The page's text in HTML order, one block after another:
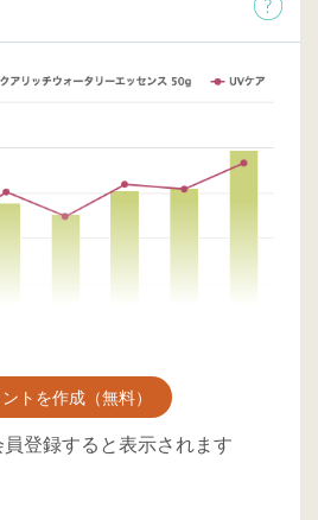
トを作成（無料）
登録すると表示されます